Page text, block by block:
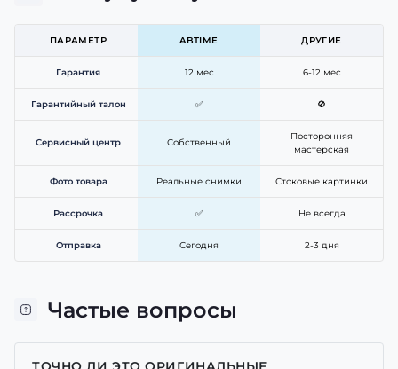
ПАРАМЕТР ABTIME ДРУГИЕ
Гарантия 12 мес 6-12 мес
Гарантийный талон ✅ 🚫
Сервисный центр Собственный
Посторонняя
мастерская
Фото товара Реальные снимки Стоковые картинки
Рассрочка ✅ Не всегда
Отправка Сегодня 2-3 дня
Частые вопросы